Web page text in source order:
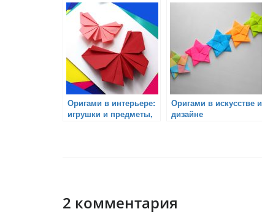
настоящее искусство
оригами
Оригами в интерьере:
игрушки и предметы,
Оригами в искусстве и
дизайне
2 комментария